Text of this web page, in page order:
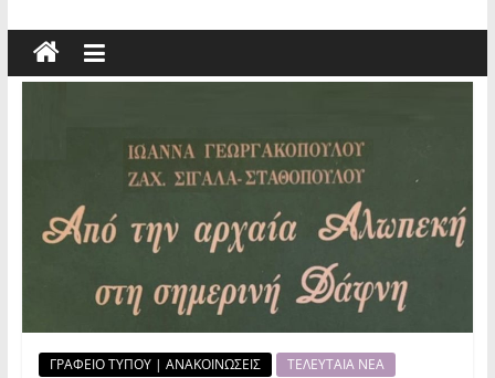
ΓΡΑΦΕΙΟ ΤΥΠΟΥ | ΑΝΑΚΟΙΝΩΣΕΙΣ ΤΕΛΕΥΤΑΙΑ ΝΕΑ